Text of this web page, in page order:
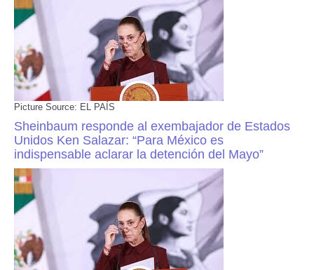
Picture Source: EL PAÍS
Sheinbaum responde al exembajador de Estados
Unidos Ken Salazar: “Para México es
indispensable aclarar la detención del Mayo”